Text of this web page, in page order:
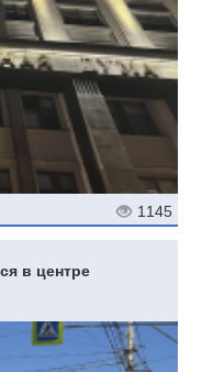
1145
в центре